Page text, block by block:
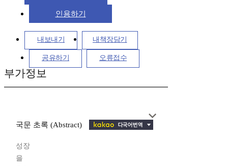
인용하기
내보내기 내책장담기
공유하기 오류접수
부가정보
국문 초록 (Abstract)
성장
을